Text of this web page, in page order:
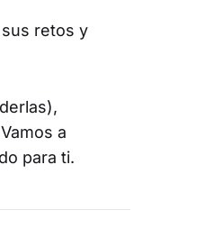
retos y
a
para ti.